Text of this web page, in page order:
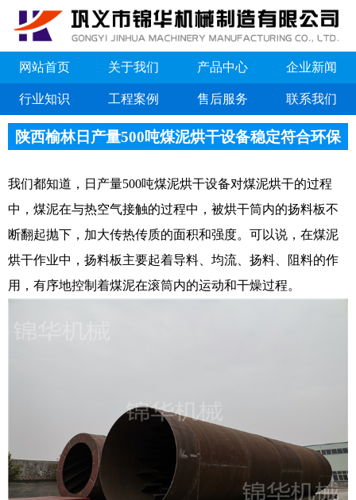
网站首页 关于我们 产品中心 企业新闻
行业知识 工程案例 售后服务 联系我们
陕西榆林日产量500吨煤泥烘干设备稳定符合环保
我们都知道，日产量500吨煤泥烘干设备对煤泥烘干的过程
中，煤泥在与热空气接触的过程中，被烘干筒内的扬料板不
断翻起抛下，加大传热传质的面积和强度。可以说，在煤泥
烘干作业中，扬料板主要起着导料、均流、扬料、阻料的作
用，有序地控制着煤泥在滚筒内的运动和干燥过程。